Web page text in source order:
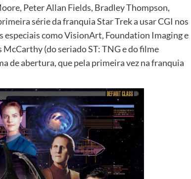
Peter Allan Fields, Bradley Thompson,
série da franquia Star Trek a usar CGI nos
especiais como VisionArt, Foundation Imaging e
(do seriado ST: TNG e do filme
de abertura, que pela primeira vez na franquia